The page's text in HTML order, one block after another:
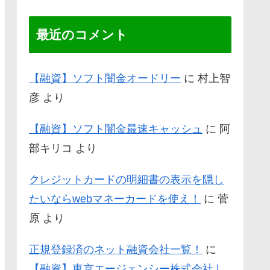
最近のコメント
【融資】ソフト闇金オードリー に 村上智
彦 より
【融資】ソフト闇金最速キャッシュ に 阿
部キリコ より
クレジットカードの明細書の表示を隠し
たいならwebマネーカードを使え！
に 菅
原 より
正規登録済のネット融資会社一覧！
に